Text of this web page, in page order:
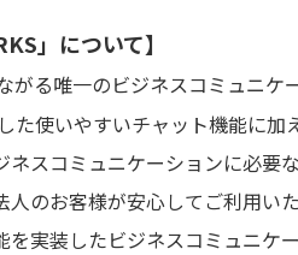
」について】
がる唯一のビジネスコミュニケ
た使いやすいチャット機能に
ネスコミュニケーションに必要
人のお客様が安心してご利用い
を実装したビジネスコミュニ